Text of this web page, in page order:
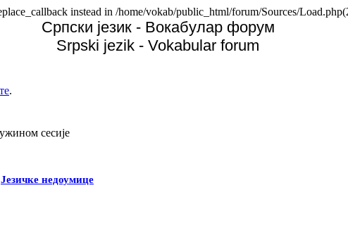
instead in /home/vokab/public_html/forum/Sources/
Српски језик - Вокабулар форум
Srpski jezik - Vokabular forum
.
сесије
Језичке недоумице